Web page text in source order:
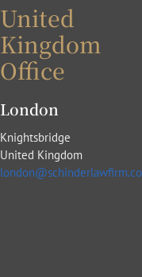
United
Kingdom
Office
London
Knightsbridge
United Kingdom